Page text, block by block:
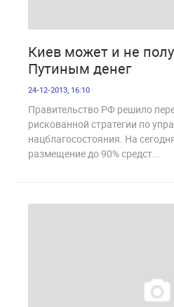
Киев может и не
Путиным денег
24-12-2013, 16:10
Правительство РФ решило
рискованной стратегии по
нацблагосостояния. На
размещение до 90% средст...